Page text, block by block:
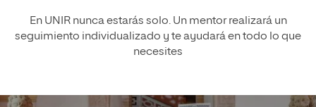
En UNIR nunca estarás solo. Un mentor realizará un
seguimiento individualizado y te ayudará en todo lo que
necesites